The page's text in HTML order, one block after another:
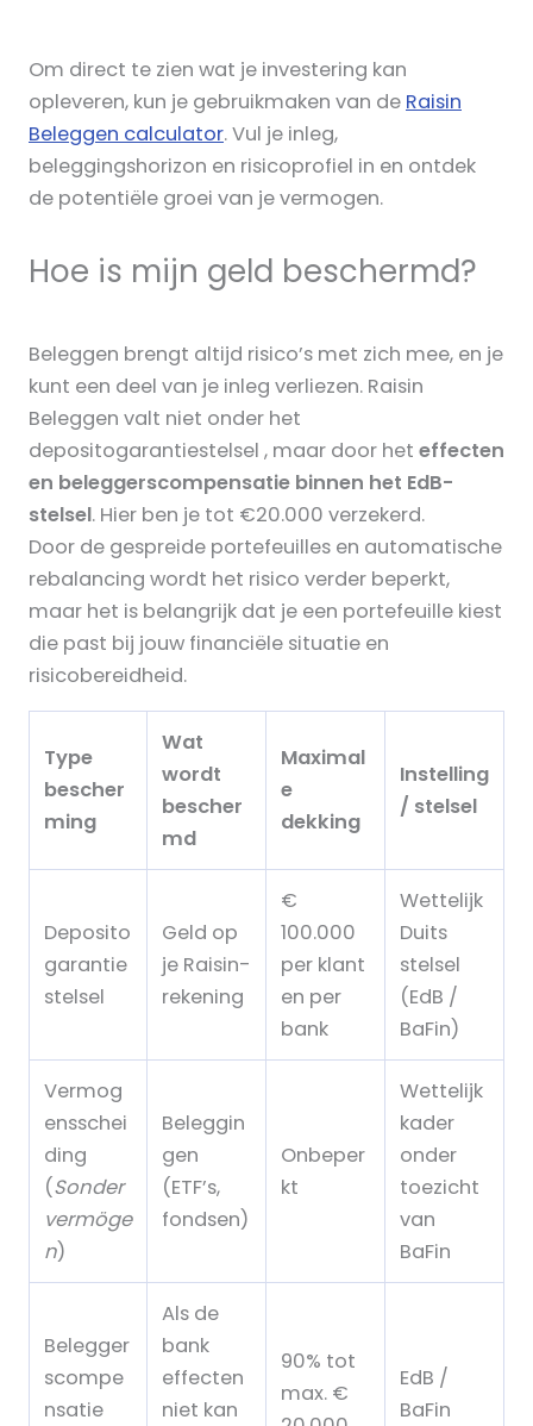
Om direct te zien wat je investering kan
opleveren, kun je gebruikmaken van de Raisin
Beleggen calculator. Vul je inleg,
beleggingshorizon en risicoprofiel in en ontdek
de potentiële groei van je vermogen.
Hoe is mijn geld beschermd?
Beleggen brengt altijd risico’s met zich mee, en je
kunt een deel van je inleg verliezen. Raisin
Beleggen valt niet onder het
depositogarantiestelsel , maar door het effecten
en beleggerscompensatie binnen het EdB-
stelsel. Hier ben je tot €20.000 verzekerd.
Door de gespreide portefeuilles en automatische
rebalancing wordt het risico verder beperkt,
maar het is belangrijk dat je een portefeuille kiest
die past bij jouw financiële situatie en
risicobereidheid.
Type
bescher
ming
Wat
wordt
bescher
md
Maximal
e
dekking
Instelling
/ stelsel
Deposito
garantie
stelsel
Geld op
je Raisin-
rekening
€
100.000
per klant
en per
bank
Wettelijk
Duits
stelsel
(EdB /
BaFin)
Vermog
ensschei
ding
(Sonder
vermöge
n)
Beleggin
gen
(ETF’s,
fondsen)
Onbeper
kt
Wettelijk
kader
onder
toezicht
van
BaFin
Belegger
scompe
nsatie
Als de
bank
effecten
niet kan
90% tot
max. €
EdB /
BaFin